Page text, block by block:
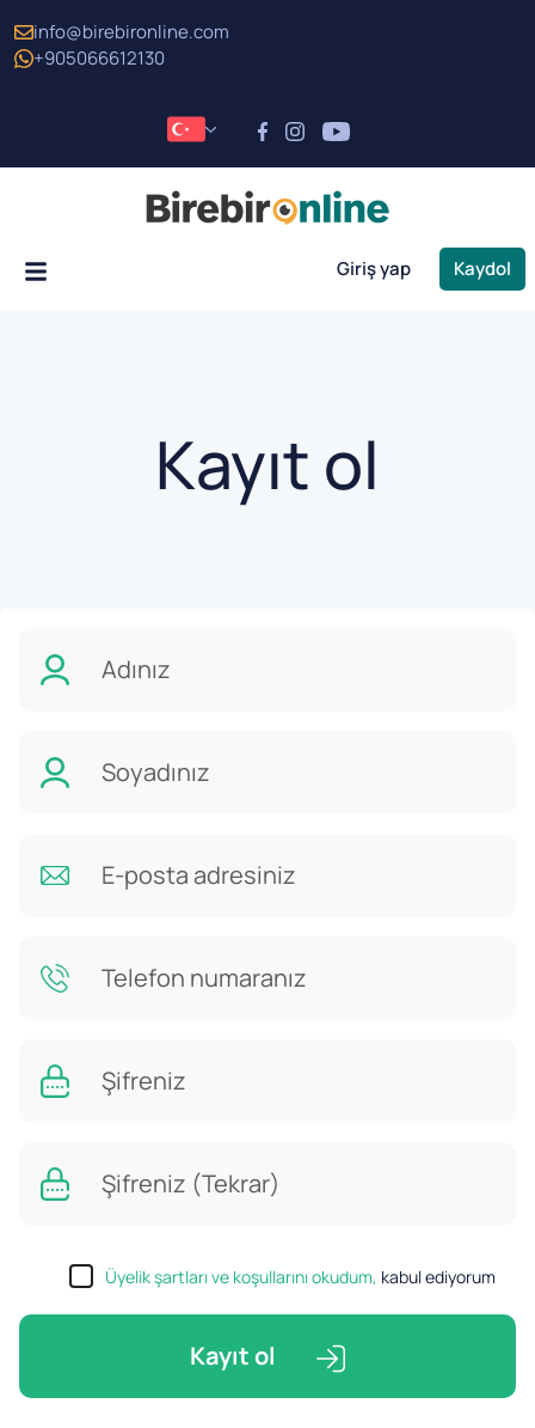
info@birebironline.com
+905066612130
Giriş yap Kaydol
Kayıt ol
Üyelik şartları ve koşullarını okudum, kabul ediyorum
Kayıt ol